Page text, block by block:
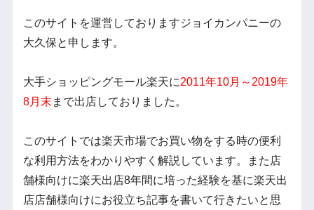
このサイトを運営しておりますジョイカンパニーの
大久保と申します。
大手ショッピングモール楽天に2011年10月～2019年
8月末 まで出店しておりました。
このサイトでは楽天市場でお買い物をする時の便利
な利用方法をわかりやすく解説しています。また店
舗様向けに楽天出店8年間に培った経験を基に楽天出
店店舗様向けにお役立ち記事を書いて行きたいと思